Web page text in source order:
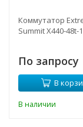
Коммутатор
Summit X440-48t-
По запросу
В
В наличии